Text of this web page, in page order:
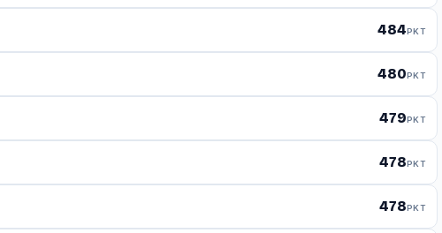
484PKT
480PKT
479PKT
478PKT
478PKT